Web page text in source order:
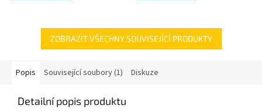
ZOBRAZIT VŠECHNY SOUVISEJÍCÍ PRODUKTY
Popis Související soubory (1) Diskuze
Detailní popis produktu